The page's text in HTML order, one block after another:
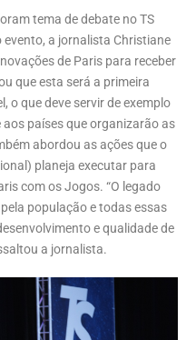
tema de debate no TS
a jornalista Christiane
de Paris para receber
que esta será a primeira
o que deve servir de exemplo
países que organizarão as
abordou as ações que o
planeja executar para
com os Jogos. “O legado
população e todas essas
e qualidade de
a jornalista.